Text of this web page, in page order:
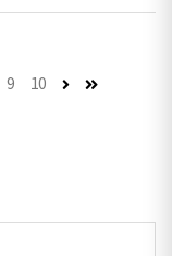
9 10 다음 페이지마지막 페이